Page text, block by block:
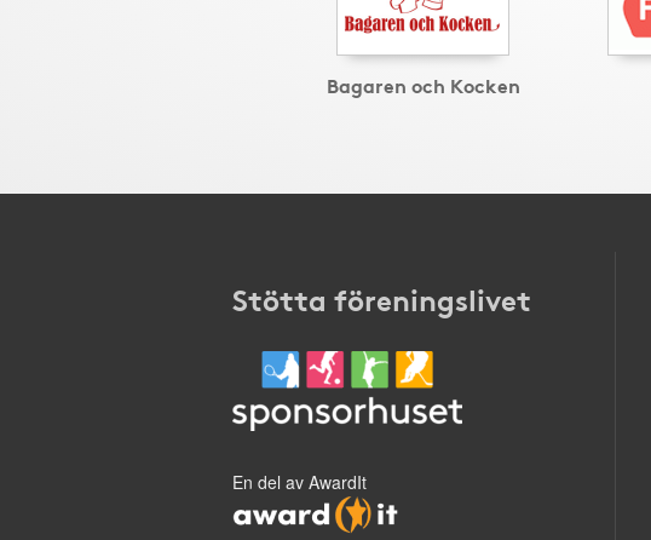
Bagaren och Kocken
Stötta föreningslivet
En del av AwardIt